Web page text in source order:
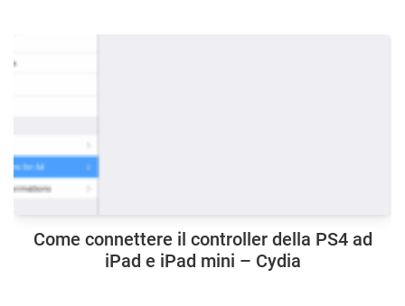
Come connettere il controller della PS4 ad
iPad e iPad mini – Cydia